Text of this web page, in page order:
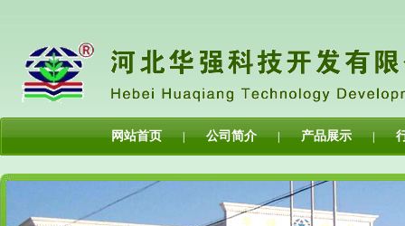
网站首页 | 公司简介 | 产品展示 |